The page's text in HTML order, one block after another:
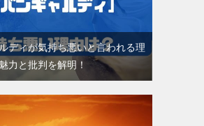
ディが気持ち悪いと言われる理
力と批判を解明！